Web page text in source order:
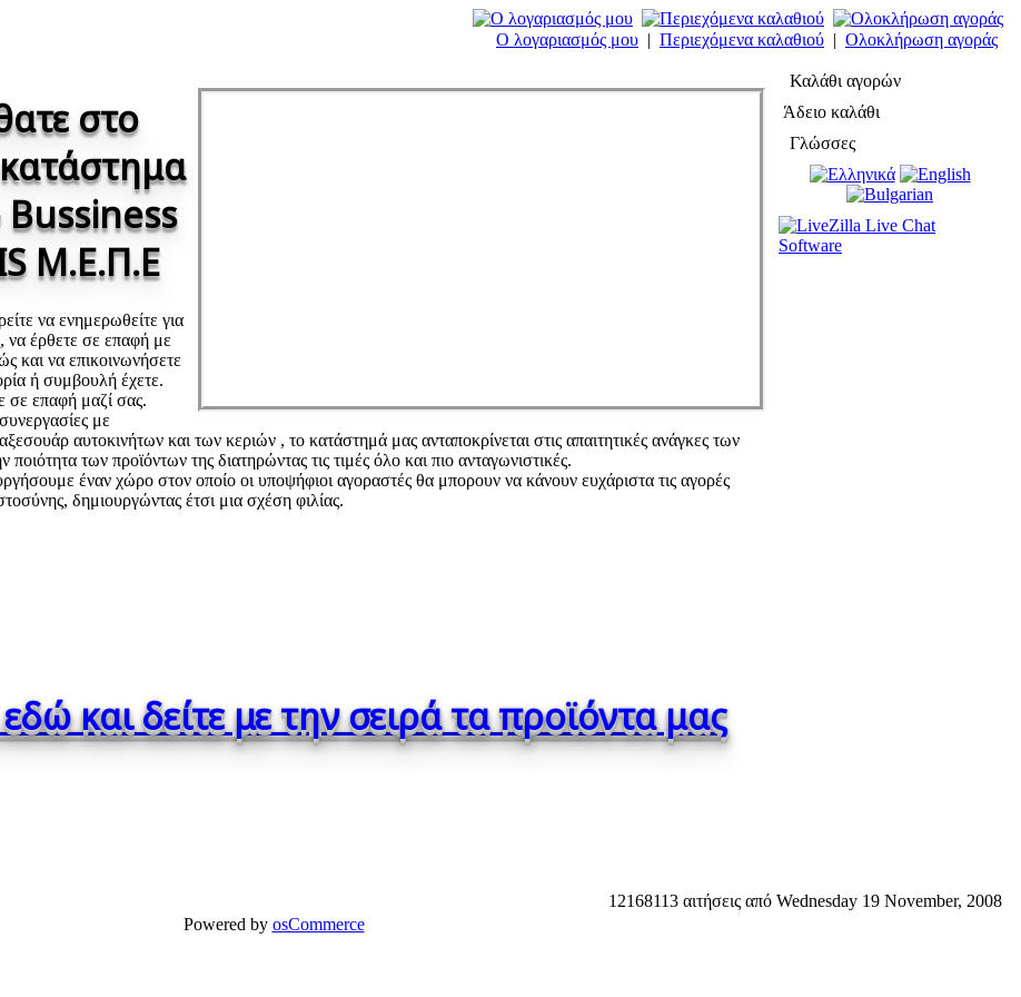
Ο λογαριασμός μου | Περιεχόμενα καλαθιού | Ολοκλήρωση αγοράς
στο
Μ.Ε.Π.Ε
να ενημερωθείτε για
να έρθετε σε επαφή με
και να επικοινωνήσετε
ή συμβουλή έχετε.
επαφή μαζί σας.
με
αυτοκινήτων και των κεριών , το κατάστημά μας ανταποκρίνεται στις απαιτητικές ανάγκες των
ποιότητα των προϊόντων της διατηρώντας τις τιμές όλο και πιο ανταγωνιστικές.
έναν χώρο στον οποίο οι υποψήφιοι αγοραστές θα μπορουν να κάνουν ευχάριστα τις αγορές
δημιουργώντας έτσι μια σχέση φιλίας.
και δείτε με την σειρά τα προϊόντα μας
Καλάθι αγορών
Άδειο καλάθι
Γλώσσες
12168113 αιτήσεις από Wednesday 19 November, 2008
Powered by osCommerce